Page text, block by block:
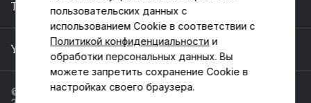
TELEGRAM
YOUTUBE
© ООО «Пойнт эстейт», ИНН 55546464612,
пользовательских данных с
использованием Cookie в соответствии с
Политикой конфиденциальности и
обработки персональных данных. Вы
можете запретить сохранение Cookie в
настройках своего браузера.